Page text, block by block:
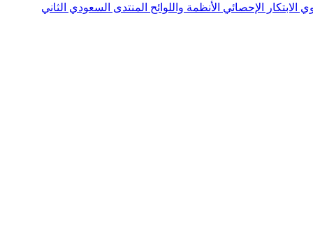
الابتكار الإحصائي الأنظمة واللوائح المنتدى السعودي الثاني